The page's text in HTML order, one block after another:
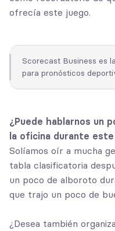
ofrecía este juego.
Scorecast Business es la
para pronósticos
¿Puede hablarnos un
la oficina durante
Solíamos oír a mucha
tabla clasificatoria
un poco de alboroto
que trajo un poco de
¿Desea también